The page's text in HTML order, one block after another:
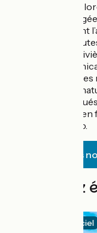
Découvrez les
cyclables
France. Bien avant
ferrées et des
France, fleuves,
voies de
des hommes et
environnement
d'eau sont
d’histoire, ce qui
au rythme du vélo.
Tous
Itinéraire officiel